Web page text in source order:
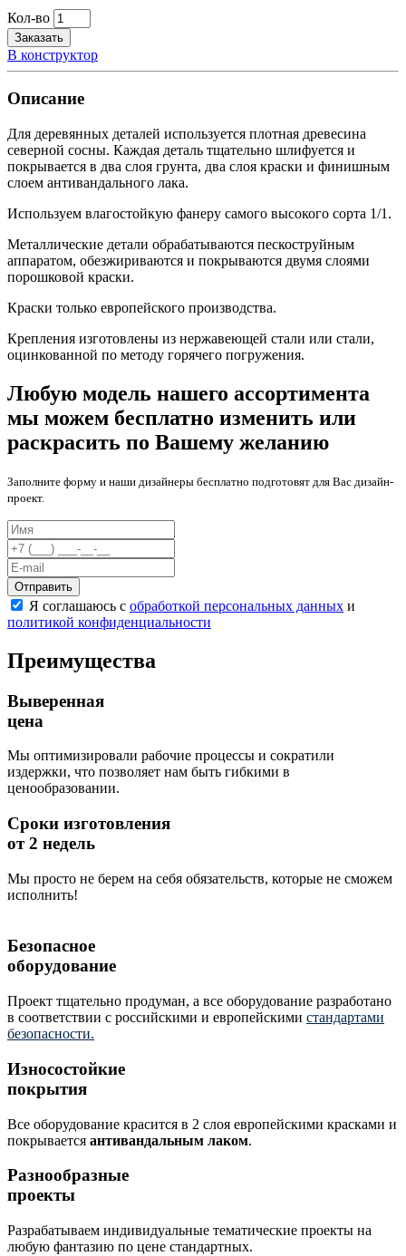
Кол-во
Заказать
В конструктор
Описание
Для деревянных деталей используется плотная древесина
северной сосны. Каждая деталь тщательно шлифуется и
покрывается в два слоя грунта, два слоя краски и финишным
слоем антивандального лака.
Используем влагостойкую фанеру самого высокого сорта 1/1.
Металлические детали обрабатываются пескоструйным
аппаратом, обезжириваются и покрываются двумя слоями
порошковой краски.
Краски только европейского производства.
Крепления изготовлены из нержавеющей стали или стали,
оцинкованной по методу горячего погружения.
Любую модель нашего ассортимента
мы можем бесплатно изменить или
раскрасить по Вашему желанию
Заполните форму и наши дизайнеры бесплатно подготовят для Вас дизайн-
проект.
Отправить
Я соглашаюсь с обработкой персональных данных и
политикой конфиденциальности
Преимущества
Выверенная
цена
Мы оптимизировали рабочие процессы и сократили
издержки, что позволяет нам быть гибкими в
ценообразовании.
Сроки изготовления
от 2 недель
Мы просто не берем на себя обязательств, которые не сможем
исполнить!
Безопасное
оборудование
Проект тщательно продуман, а все оборудование разработано
в соответствии с российскими и европейскими стандартами
безопасности.
Износостойкие
покрытия
Все оборудование красится в 2 слоя европейскими красками и
покрывается антивандальным лаком.
Разнообразные
проекты
Разрабатываем индивидуальные тематические проекты на
любую фантазию по цене стандартных.